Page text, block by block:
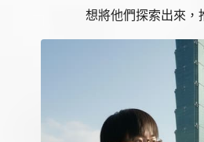
想將他們探索出來，